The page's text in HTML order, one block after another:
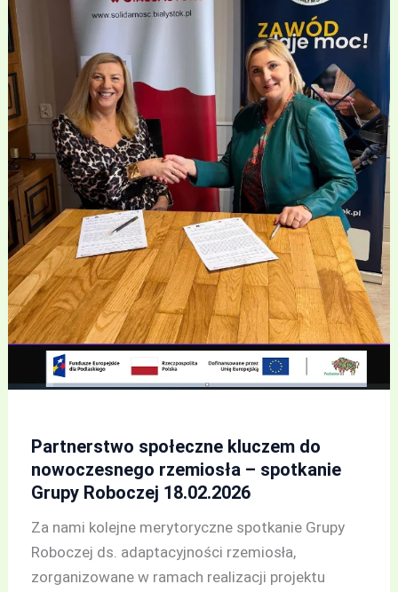
Partnerstwo społeczne kluczem do
nowoczesnego rzemiosła – spotkanie
Grupy Roboczej 18.02.2026
Za nami kolejne merytoryczne spotkanie Grupy
Roboczej ds. adaptacyjności rzemiosła,
zorganizowane w ramach realizacji projektu